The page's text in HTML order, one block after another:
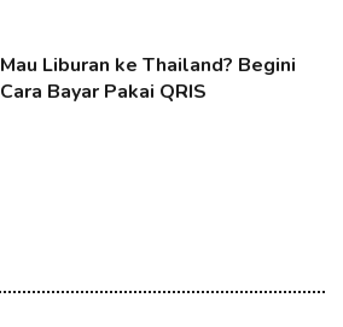
Mau Liburan ke Thailand? Begini
Cara Bayar Pakai QRIS